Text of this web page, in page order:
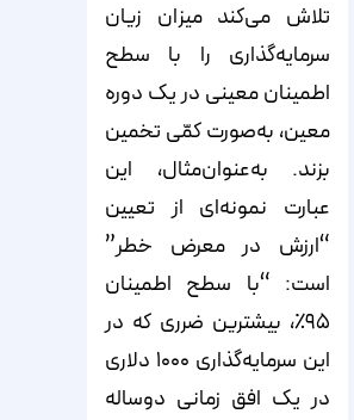
تلاش می‌کند میزان زیان
سرمایه‌گذاری را با سطح
اطمینان معینی در یک دوره
معین، به‌صورت کمّی تخمین
بزند. به‌عنوان‌مثال، این
عبارت نمونه‌ای از تعیین
“ارزش در معرض خطر”
است: “با سطح اطمینان
۹۵٪، بیشترین ضرری که در
این سرمایه‌گذاری ۱۰۰۰ دلاری
در یک افق زمانی دو‌ساله